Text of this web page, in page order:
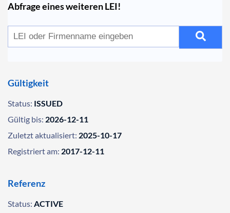
Abfrage eines weiteren LEI!
Gültigkeit
Status: ISSUED
Gültig bis: 2026-12-11
Zuletzt aktualisiert: 2025-10-17
Registriert am: 2017-12-11
Referenz
Status: ACTIVE